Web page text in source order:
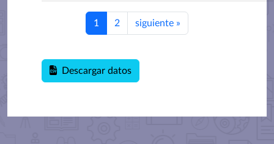
1 2 siguiente »
Descargar datos